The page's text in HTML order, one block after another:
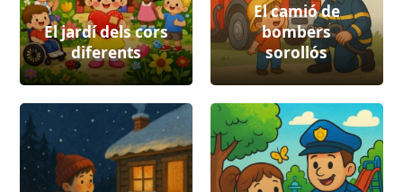
El jardí dels cors
diferents
El camió de
bombers
sorollós